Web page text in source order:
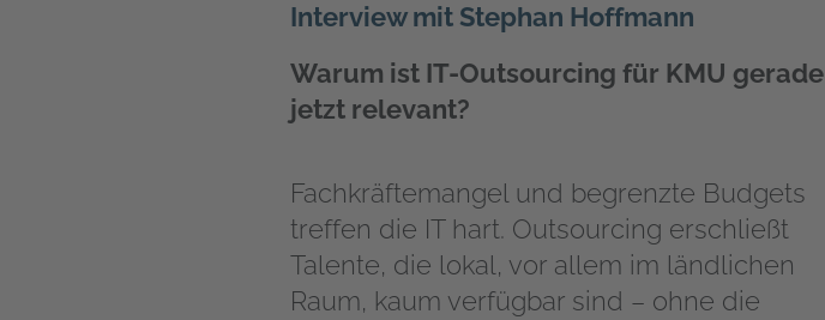
Interview mit Stephan Hoffmann
Warum ist IT-Outsourcing für KMU gerade
jetzt relevant?
Fachkräftemangel und begrenzte Budgets
treffen die IT hart. Outsourcing erschließt
Talente, die lokal, vor allem im ländlichen
Raum, kaum verfügbar sind – ohne die